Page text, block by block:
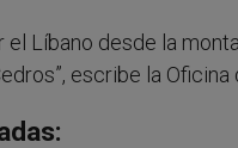
el Líbano desde la
escribe la